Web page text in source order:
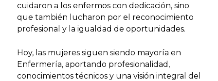
cuidaron a los enfermos con dedicación, sino
que también lucharon por el reconocimiento
profesional y la igualdad de oportunidades.
Hoy, las mujeres siguen siendo mayoría en
Enfermería, aportando profesionalidad,
conocimientos técnicos y una visión integral del